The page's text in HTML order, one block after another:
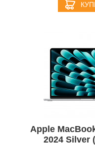
Apple
2024 Silver